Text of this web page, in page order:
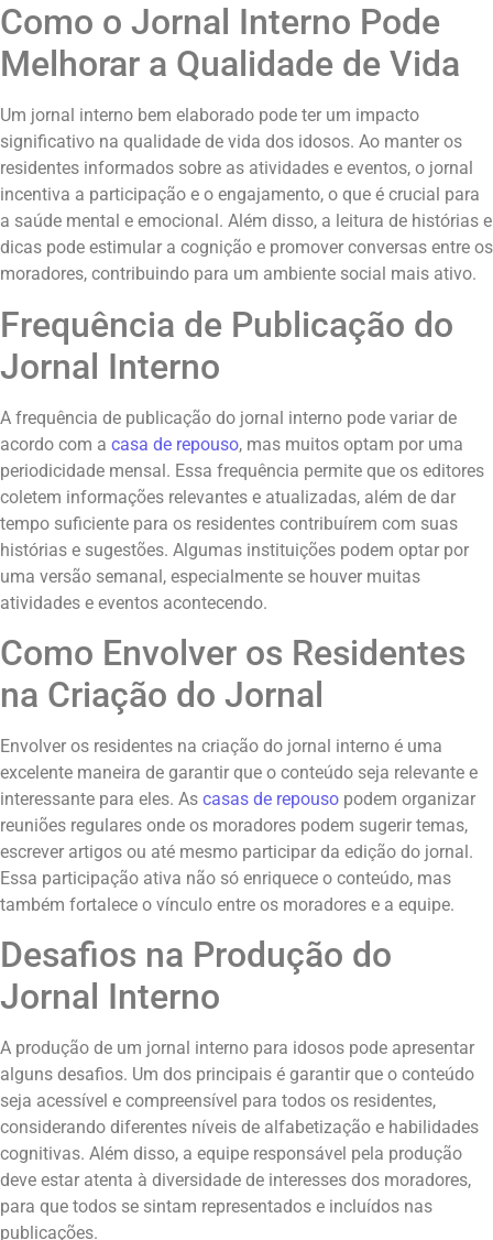
Como o Jornal Interno Pode
Melhorar a Qualidade de Vida
Um jornal interno bem elaborado pode ter um impacto
significativo na qualidade de vida dos idosos. Ao manter os
residentes informados sobre as atividades e eventos, o jornal
incentiva a participação e o engajamento, o que é crucial para
a saúde mental e emocional. Além disso, a leitura de histórias e
dicas pode estimular a cognição e promover conversas entre os
moradores, contribuindo para um ambiente social mais ativo.
Frequência de Publicação do
Jornal Interno
A frequência de publicação do jornal interno pode variar de
acordo com a casa de repouso, mas muitos optam por uma
periodicidade mensal. Essa frequência permite que os editores
coletem informações relevantes e atualizadas, além de dar
tempo suficiente para os residentes contribuírem com suas
histórias e sugestões. Algumas instituições podem optar por
uma versão semanal, especialmente se houver muitas
atividades e eventos acontecendo.
Como Envolver os Residentes
na Criação do Jornal
Envolver os residentes na criação do jornal interno é uma
excelente maneira de garantir que o conteúdo seja relevante e
interessante para eles. As casas de repouso podem organizar
reuniões regulares onde os moradores podem sugerir temas,
escrever artigos ou até mesmo participar da edição do jornal.
Essa participação ativa não só enriquece o conteúdo, mas
também fortalece o vínculo entre os moradores e a equipe.
Desafios na Produção do
Jornal Interno
A produção de um jornal interno para idosos pode apresentar
alguns desafios. Um dos principais é garantir que o conteúdo
seja acessível e compreensível para todos os residentes,
considerando diferentes níveis de alfabetização e habilidades
cognitivas. Além disso, a equipe responsável pela produção
deve estar atenta à diversidade de interesses dos moradores,
para que todos se sintam representados e incluídos nas
publicações.